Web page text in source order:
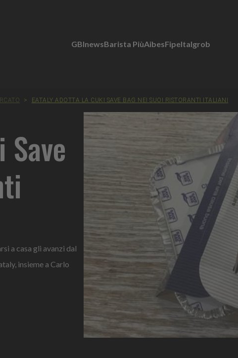
GBInewsBarista PiùAibesFipeItalgrob
> EATALY ADOTTA LA CUKI SAVE BAG NEI SUOI RISTORANTI ITALIANI
a casa gli avanzi dal
insieme a Carlo